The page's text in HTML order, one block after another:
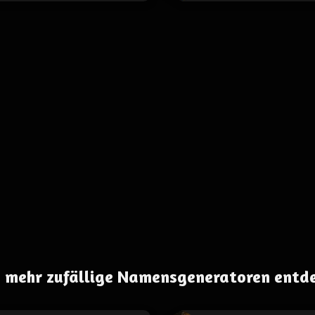
mehr zufällige Namensgeneratoren